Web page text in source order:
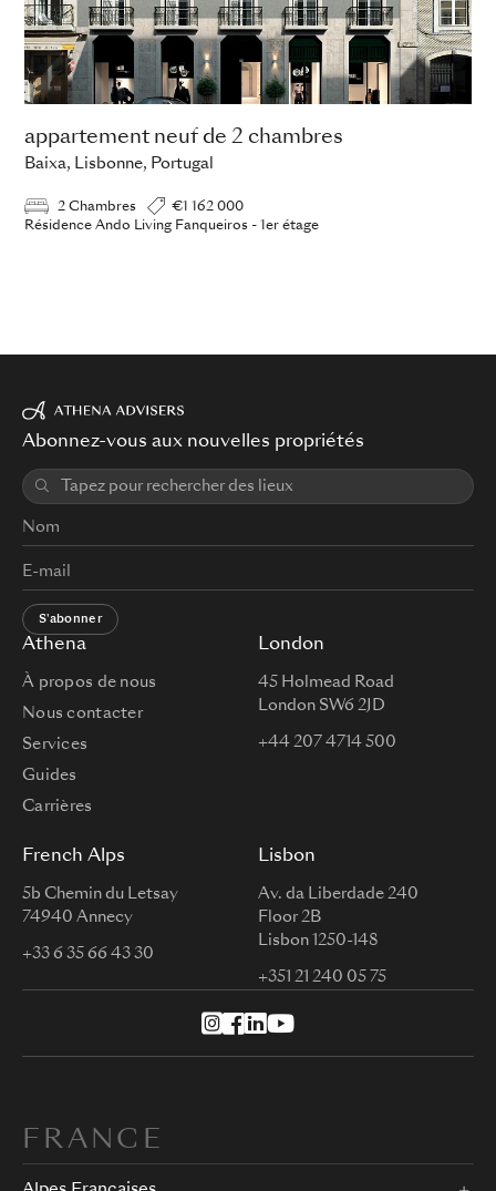
appartement neuf de 2 chambres
Baixa, Lisbonne, Portugal
2 Chambres
€1 162 000
Résidence Ando Living Fanqueiros - 1er étage
Athena
À propos de nous
Nous contacter
Services
Guides
Carrières
London
45 Holmead Road
London SW6 2JD
+44 207 4714 500
French Alps
5b Chemin du Letsay
74940 Annecy
+33 6 35 66 43 30
Lisbon
Av. da Liberdade 240
Floor 2B
Lisbon 1250-148
+351 21 240 05 75
Abonnez-vous aux nouvelles propriétés
S'abonner
FRANCE